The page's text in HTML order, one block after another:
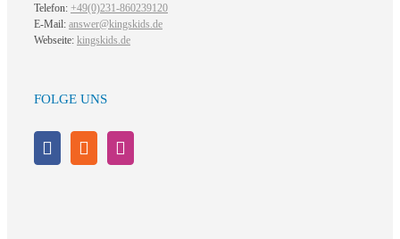
Telefon: +49(0)231-860239120
E-Mail: answer@kingskids.de
Webseite: kingskids.de
FOLGE UNS